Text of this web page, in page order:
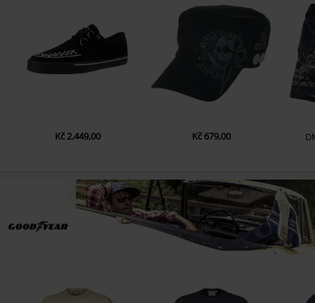
Kč 2.449,00 Kč 679,00